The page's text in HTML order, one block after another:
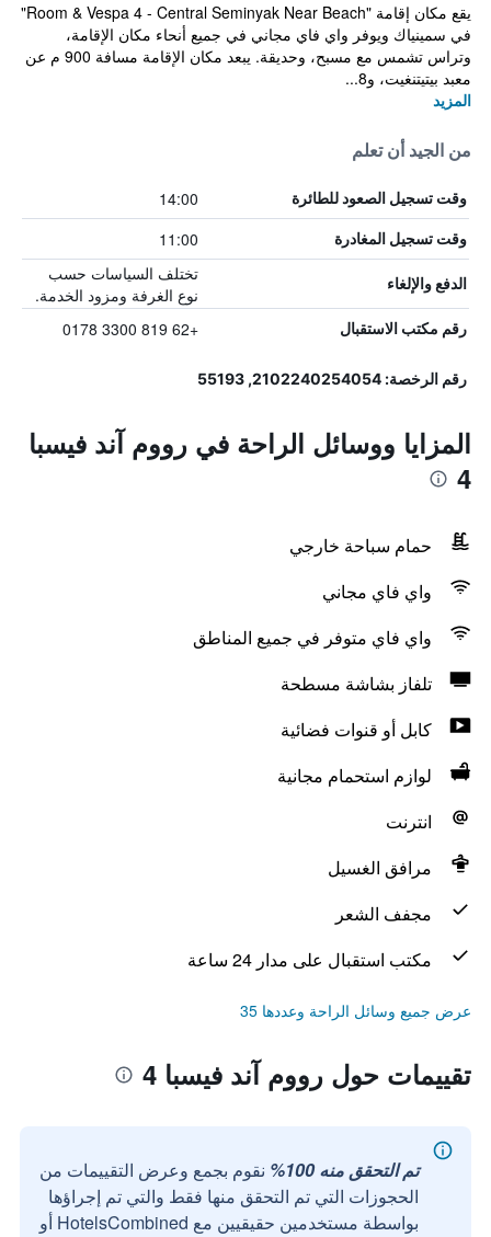
يقع مكان إقامة "Room & Vespa 4 - Central Seminyak Near Beach"
في سمينياك ويوفر واي فاي مجاني في جميع أنحاء مكان الإقامة،
وتراس تشمس مع مسبح، وحديقة. يبعد مكان الإقامة مسافة 900 م عن
معبد بيتيتنغيت، و8...
المزيد
من الجيد أن تعلم
وقت تسجيل الصعود للطائرة 14:00
وقت تسجيل المغادرة 11:00
الدفع والإلغاء
تختلف السياسات حسب
نوع الغرفة ومزود الخدمة.
رقم مكتب الاستقبال +62 819 3300 0178
رقم الرخصة: 2102240254054, 55193
المزايا ووسائل الراحة في رووم آند فيسبا
4
حمام سباحة خارجي
واي فاي مجاني
واي فاي متوفر في جميع المناطق
تلفاز بشاشة مسطحة
كابل أو قنوات فضائية
لوازم استحمام مجانية
انترنت
مرافق الغسيل
مجفف الشعر
مكتب استقبال على مدار 24 ساعة
عرض جميع وسائل الراحة وعددها 35
تقييمات حول رووم آند فيسبا 4
تم التحقق منه 100%
نقوم بجمع وعرض التقييمات من
الحجوزات التي تم التحقق منها فقط والتي تم إجراؤها
بواسطة مستخدمين حقيقيين مع HotelsCombined أو